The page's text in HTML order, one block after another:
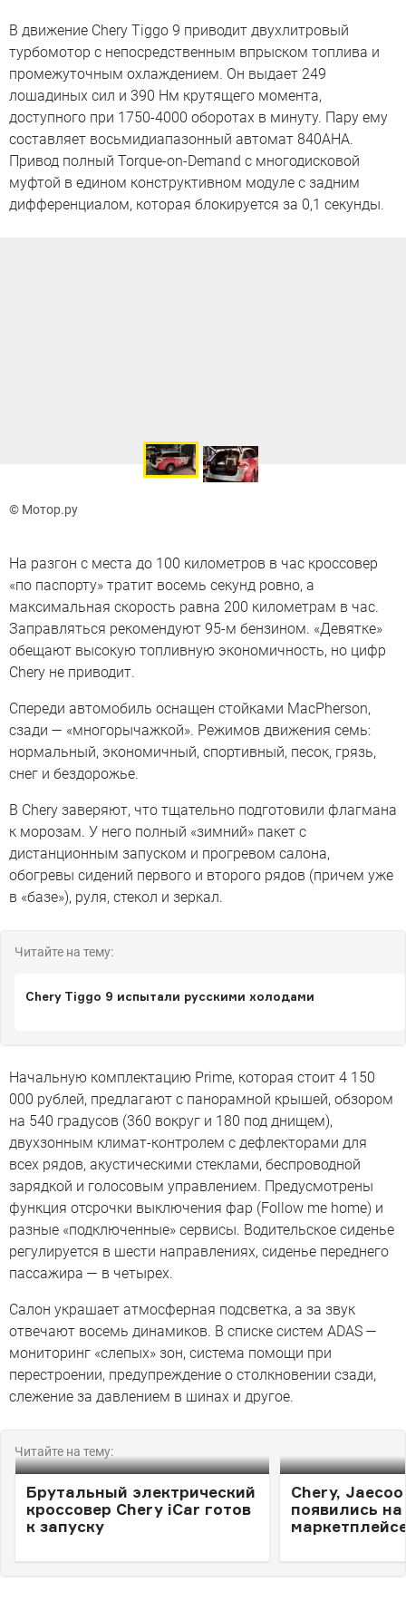
В движение Chery Tiggo 9 приводит двухлитровый
турбомотор с непосредственным впрыском топлива и
промежуточным охлаждением. Он выдает 249
лошадиных сил и 390 Нм крутящего момента,
доступного при 1750-4000 оборотах в минуту. Пару ему
составляет восьмидиапазонный автомат 840AHA.
Привод полный Torque-on-Demand с многодисковой
муфтой в едином конструктивном модуле с задним
дифференциалом, которая блокируется за 0,1 секунды.
© Мотор.ру
На разгон с места до 100 километров в час кроссовер
«по паспорту» тратит восемь секунд ровно, а
максимальная скорость равна 200 километрам в час.
Заправляться рекомендуют 95-м бензином. «Девятке»
обещают высокую топливную экономичность, но цифр
Chery не приводит.
Спереди автомобиль оснащен стойками MacPherson,
сзади — «многорычажкой». Режимов движения семь:
нормальный, экономичный, спортивный, песок, грязь,
снег и бездорожье.
В Chery заверяют, что тщательно подготовили флагмана
к морозам. У него полный «зимний» пакет с
дистанционным запуском и прогревом салона,
обогревы сидений первого и второго рядов (причем уже
в «базе»), руля, стекол и зеркал.
Читайте на тему:
Сhery Tiggo 9 испытали русскими холодами
Начальную комплектацию Prime, которая стоит 4 150
000 рублей, предлагают с панорамной крышей, обзором
на 540 градусов (360 вокруг и 180 под днищем),
двухзонным климат-контролем с дефлекторами для
всех рядов, акустическими стеклами, беспроводной
зарядкой и голосовым управлением. Предусмотрены
функция отсрочки выключения фар (Follow me home) и
разные «подключенные» сервисы. Водительское сиденье
регулируется в шести направлениях, сиденье переднего
пассажира — в четырех.
Салон украшает атмосферная подсветка, а за звук
отвечают восемь динамиков. В списке систем ADAS —
мониторинг «слепых» зон, система помощи при
перестроении, предупреждение о столкновении сзади,
слежение за давлением в шинах и другое.
Читайте на тему:
Брутальный электрический
кроссовер Chery iCar готов
к запуску
Chery,
появились